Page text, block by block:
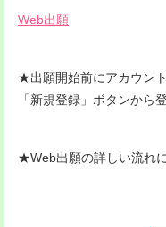
Web出願
★出願開始前にアカウン
「新規登録」ボタンから
★Web出願の詳しい流れ